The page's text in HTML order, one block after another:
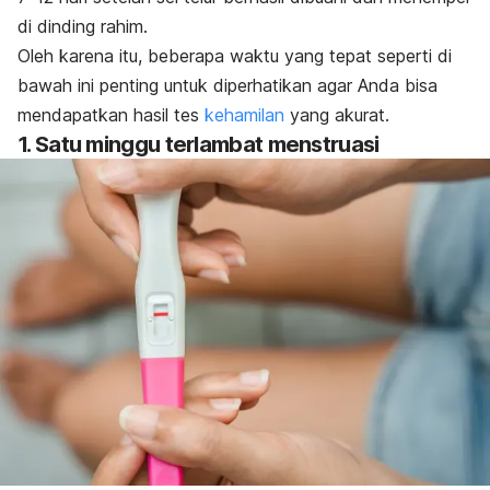
di dinding rahim.
Oleh karena itu, beberapa waktu yang tepat seperti di
bawah ini penting untuk diperhatikan agar Anda bisa
mendapatkan hasil tes kehamilan yang akurat.
1. Satu minggu terlambat menstruasi